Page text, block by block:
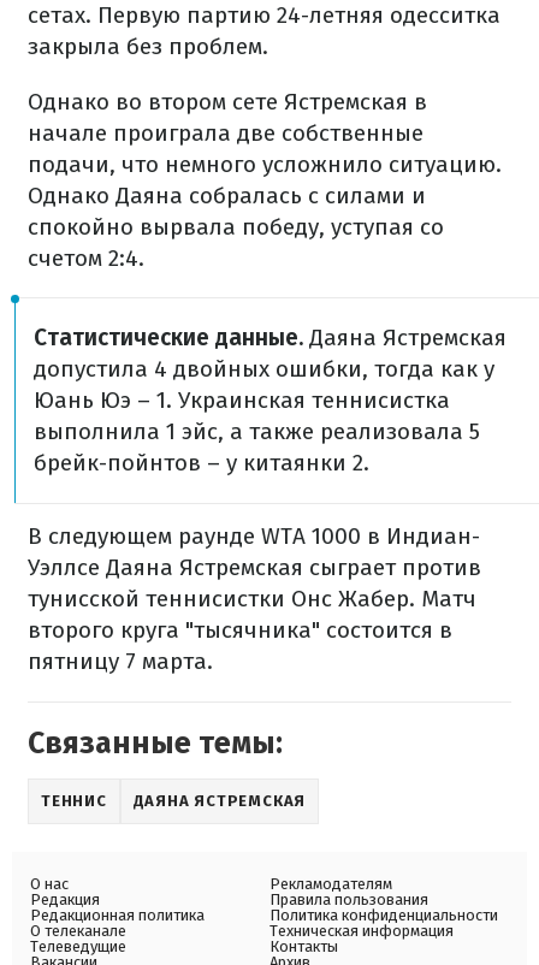
сетах. Первую партию 24-летняя одесситка
закрыла без проблем.
Однако во втором сете Ястремская в
начале проиграла две собственные
подачи, что немного усложнило ситуацию.
Однако Даяна собралась с силами и
спокойно вырвала победу, уступая со
счетом 2:4.
Статистические данные. Даяна Ястремская
допустила 4 двойных ошибки, тогда как у
Юань Юэ – 1. Украинская теннисистка
выполнила 1 эйс, а также реализовала 5
брейк-пойнтов – у китаянки 2.
В следующем раунде WTA 1000 в Индиан-
Уэллсе Даяна Ястремская сыграет против
тунисской теннисистки Онс Жабер. Матч
второго круга "тысячника" состоится в
пятницу 7 марта.
Связанные темы:
ТЕННИС ДАЯНА ЯСТРЕМСКАЯ
О нас
Редакция
Редакционная политика
О телеканале
Телеведущие
Рекламодателям
Правила пользования
Политика конфиденциальности
Техническая информация
Контакты